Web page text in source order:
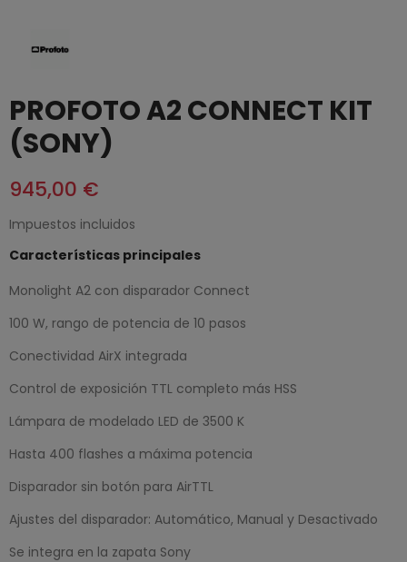
PROFOTO A2 CONNECT KIT
(SONY)
945,00 €
Impuestos incluidos
Características principales
Monolight A2 con disparador Connect
100 W, rango de potencia de 10 pasos
Conectividad AirX integrada
Control de exposición TTL completo más HSS
Lámpara de modelado LED de 3500 K
Hasta 400 flashes a máxima potencia
Disparador sin botón para AirTTL
Ajustes del disparador: Automático, Manual y Desactivado
Se integra en la zapata Sony